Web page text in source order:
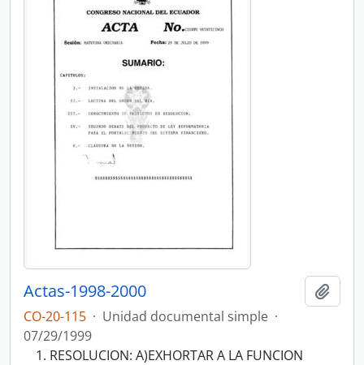
Actas-1998-2000
CO-20-115 · Unidad documental simple ·
07/29/1999
RESOLUCION: A)EXHORTAR A LA FUNCION